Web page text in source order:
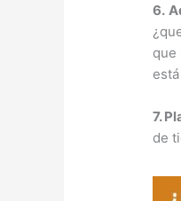
6.
que
7.
de